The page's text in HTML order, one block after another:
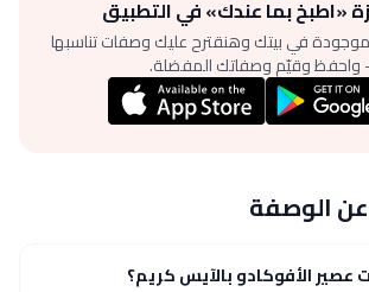
«اطبخ بما عندك» في التطبيق
في بيتك وهنقترح عليك وصفات تناسبها
وقيّم وصفاتك المفضلة.
الوصفة
الأفوكادو بالآيس كريم؟